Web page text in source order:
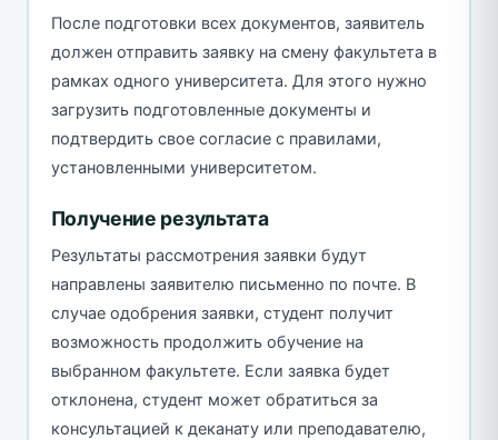
После подготовки всех документов, заявитель
должен отправить заявку на смену факультета в
рамках одного университета. Для этого нужно
загрузить подготовленные документы и
подтвердить свое согласие с правилами,
установленными университетом.
Получение результата
Результаты рассмотрения заявки будут
направлены заявителю письменно по почте. В
случае одобрения заявки, студент получит
возможность продолжить обучение на
выбранном факультете. Если заявка будет
отклонена, студент может обратиться за
консультацией к деканату или преподавателю,